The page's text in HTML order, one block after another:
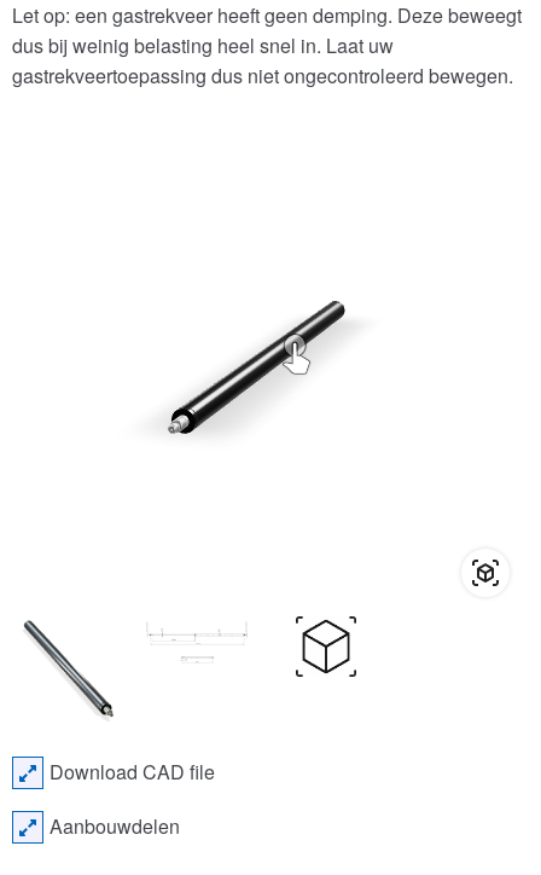
Let op: een gastrekveer heeft geen demping. Deze beweegt
dus bij weinig belasting heel snel in. Laat uw
gastrekveertoepassing dus niet ongecontroleerd bewegen.
Download CAD file
Aanbouwdelen